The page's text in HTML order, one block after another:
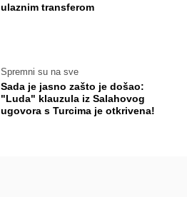
ulaznim transferom
Spremni su na sve
Sada je jasno zašto je došao:
"Luda" klauzula iz Salahovog
ugovora s Turcima je otkrivena!